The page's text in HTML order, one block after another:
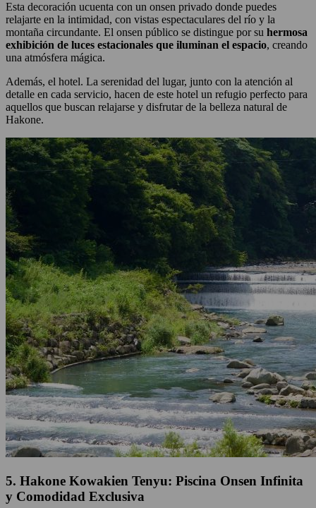
Esta decoración ucuenta con un onsen privado donde puedes
relajarte en la intimidad, con vistas espectaculares del río y la
montaña circundante. El onsen público se distingue por su hermosa
exhibición de luces estacionales que iluminan el espacio, creando
una atmósfera mágica.
Además, el hotel. La serenidad del lugar, junto con la atención al
detalle en cada servicio, hacen de este hotel un refugio perfecto para
aquellos que buscan relajarse y disfrutar de la belleza natural de
Hakone.
5. Hakone Kowakien Tenyu: Piscina Onsen Infinita
y Comodidad Exclusiva